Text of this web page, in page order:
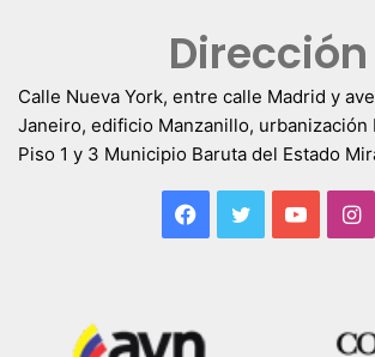
Dirección
Calle Nueva York, entre calle Madrid y
Janeiro, edificio Manzanillo, urbanización
Piso 1 y 3 Municipio Baruta del Estado
Facebook
Twitter